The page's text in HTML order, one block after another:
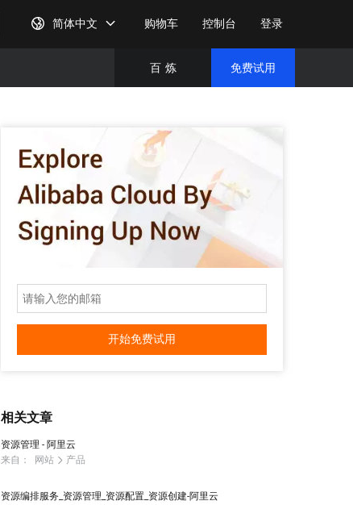
简体中文 购物车 控制台 登录
百 炼 免费试用
开始免费试用
相关文章
资源管理 - 阿里云
来自：
网站 产品
资源编排服务_资源管理_资源配置_资源创建-阿里云